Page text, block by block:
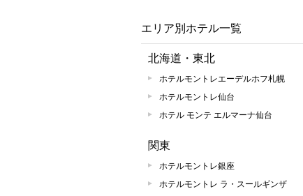
エリア別ホテル一覧
北海道・東北
ホテルモントレエーデルホフ札幌
ホテルモントレ仙台
ホテル モンテ エルマーナ仙台
関東
ホテルモントレ銀座
ホテルモントレ ラ・スールギンザ